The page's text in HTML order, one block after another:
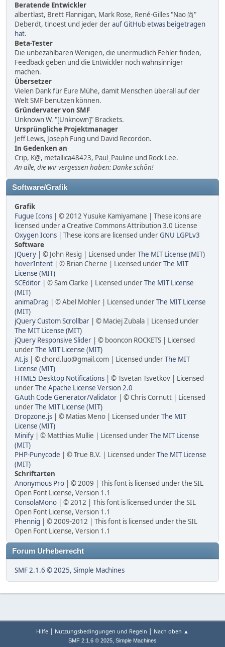
Beratende Entwickler
albertlast, Brett Flannigan, Mark Rose, René-Gilles "Nao 尚"
Deberdt, tinoest und jeder derauf GitHub etwas beigetragen
hat.
Beta-Tester
Die unbezahlbaren Wenigen, die unermüdlich Fehler finden,
Feedback geben und die Entwickler noch wahnsinniger
machen.
Übersetzer
Vielen Dank für Eure Mühe, damit Menschen überall auf der
Welt SMF benutzen können.
Gründervater von SMF
Unknown W. "[Unknown]" Brackets.
Ursprüngliche Projektmanager
Jeff Lewis, Joseph Fung und David Recordon.
In Gedenken an
Crip, K@, metallica48423, Paul_Pauline und Rock Lee.
An alle, die wir vergessen haben: Danke schön!
Software/Grafik
Grafik
Fugue Icons | © 2012 Yusuke Kamiyamane | These icons are
licensed under a Creative Commons Attribution 3.0 License
Oxygen Icons | These icons are licensed underGNU LGPLv3
Software
JQuery | © John Resig | Licensed underThe MIT License (MIT)
hoverIntent | © Brian Cherne | Licensed underThe MIT
License (MIT)
SCEditor | © Sam Clarke | Licensed underThe MIT License
(MIT)
animaDrag | © Abel Mohler | Licensed underThe MIT License
(MIT)
jQuery Custom Scrollbar | © Maciej Zubala | Licensed under
The MIT License (MIT)
jQuery Responsive Slider | © booncon ROCKETS | Licensed
underThe MIT License (MIT)
At.js | © chord.luo@gmail.com | Licensed underThe MIT
License (MIT)
HTML5 Desktop Notifications | © Tsvetan Tsvetkov | Licensed
underThe Apache License Version 2.0
GAuth Code Generator/Validator | © Chris Cornutt | Licensed
underThe MIT License (MIT)
Dropzone.js | © Matias Meno | Licensed underThe MIT
License (MIT)
Minify | © Matthias Mullie | Licensed underThe MIT License
(MIT)
PHP-Punycode | © True B.V. | Licensed underThe MIT License
(MIT)
Schriftarten
Anonymous Pro | © 2009 | This font is licensed under the SIL
Open Font License, Version 1.1
ConsolaMono | © 2012 | This font is licensed under the SIL
Open Font License, Version 1.1
Phennig | © 2009-2012 | This font is licensed under the SIL
Open Font License, Version 1.1
Forum Urheberrecht
SMF 2.1.6 © 2025, Simple Machines
Hilfe | Nutzungsbedingungen und Regeln | Nach oben ▲
SMF 2.1.6 © 2025, Simple Machines